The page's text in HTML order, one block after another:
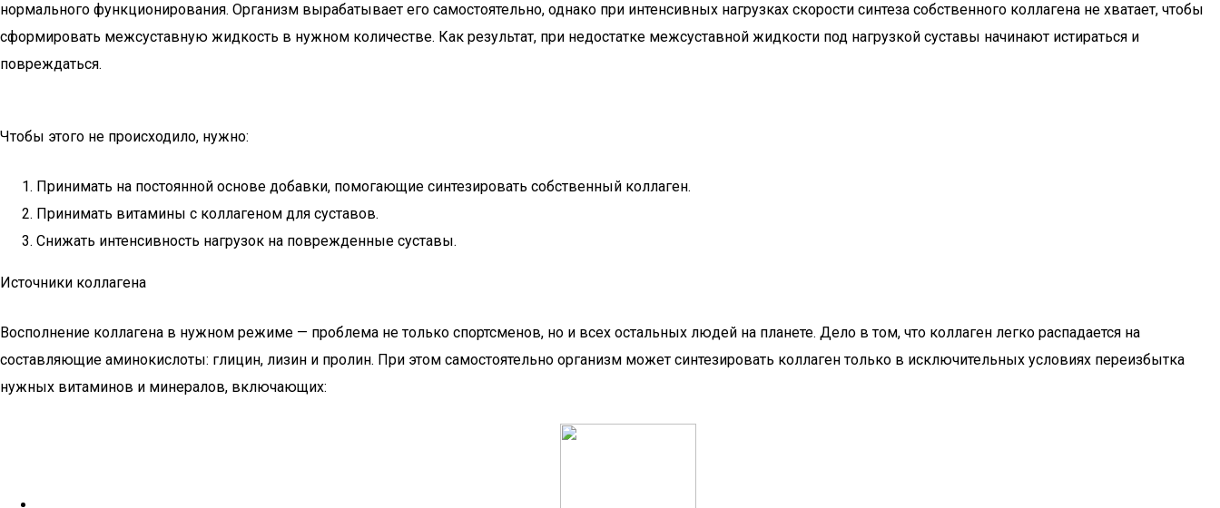
нормального функционирования. Организм вырабатывает его самостоятельно, однако при интенсивных нагрузках скорости синтеза собственного коллагена не хватает, чтобы
сформировать межсуставную жидкость в нужном количестве. Как результат, при недостатке межсуставной жидкости под нагрузкой суставы начинают истираться и
повреждаться.
Чтобы этого не происходило, нужно:
Принимать на постоянной основе добавки, помогающие синтезировать собственный коллаген.
Принимать витамины c коллагеном для суставов.
Снижать интенсивность нагрузок на поврежденные суставы.
Источники коллагена
Восполнение коллагена в нужном режиме — проблема не только спортсменов, но и всех остальных людей на планете. Дело в том, что коллаген легко распадается на
составляющие аминокислоты: глицин, лизин и пролин. При этом самостоятельно организм может синтезировать коллаген только в исключительных условиях переизбытка
нужных витаминов и минералов, включающих: